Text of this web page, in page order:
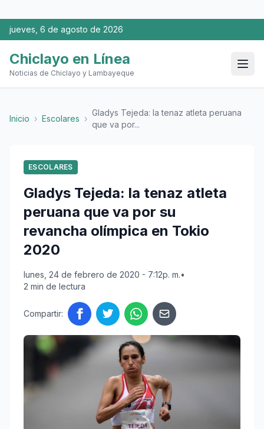
jueves, 6 de agosto de 2026
Chiclayo en Línea
Noticias de Chiclayo y Lambayeque
Inicio › Escolares ›
Gladys Tejeda: la tenaz atleta peruana
que va por...
ESCOLARES
Gladys Tejeda: la tenaz atleta
peruana que va por su
revancha olímpica en Tokio
2020
lunes, 24 de febrero de 2020 - 7:12p. m.•
2 min de lectura
Compartir: